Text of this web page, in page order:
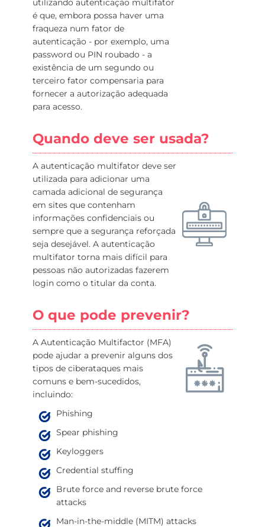
utilizando autenticação multifator
é que, embora possa haver uma
fraqueza num fator de
autenticação - por exemplo, uma
password ou PIN roubado - a
existência de um segundo ou
terceiro fator compensaria para
fornecer a autorização adequada
para acesso.
Quando deve ser usada?
A autenticação multifator deve ser
utilizada para adicionar uma
camada adicional de segurança
em sites que contenham
informações confidenciais ou
sempre que a segurança reforçada
seja desejável. A autenticação
multifator torna mais difícil para
pessoas não autorizadas fazerem
login como o titular da conta.
O que pode prevenir?
A Autenticação Multifactor (MFA)
pode ajudar a prevenir alguns dos
tipos de ciberataques mais
comuns e bem-sucedidos,
incluindo:
Phishing
Spear phishing
Keyloggers
Credential stuffing
Brute force and reverse brute force
attacks
Man-in-the-middle (MITM) attacks